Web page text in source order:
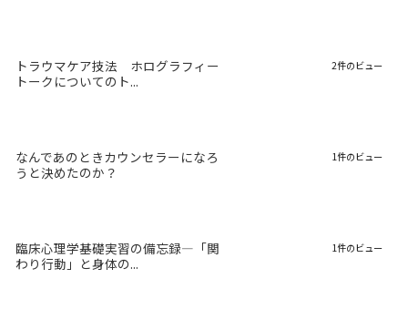
トラウマケア技法 ホログラフィー
トークについてのト...
2件のビュー
なんであのときカウンセラーになろ
うと決めたのか？
1件のビュー
臨床心理学基礎実習の備忘録―「関
わり行動」と身体の...
1件のビュー